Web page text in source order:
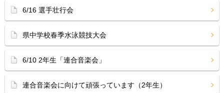
6/16 選手壮行会
県中学校春季水泳競技大会
6/10 2年生「連合音楽会」
連合音楽会に向けて頑張っています（2年生）